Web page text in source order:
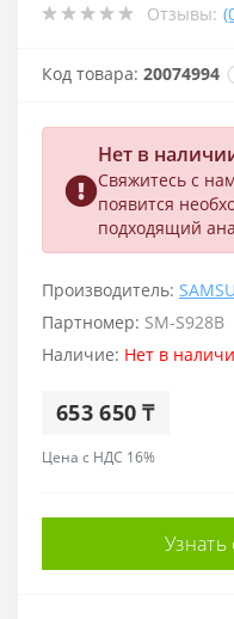
Отзывы:
Код товара: 20074994
Нет в
Свяжитесь с
появится
подходящий
Производитель:
Партномер: SM-S928B
Наличие: Нет в
653 650 ₸
Цена с НДС 16%